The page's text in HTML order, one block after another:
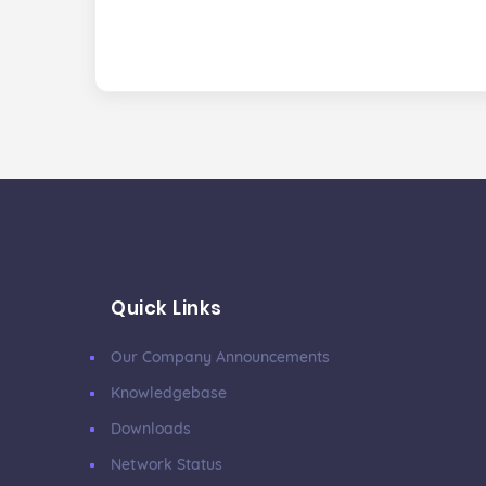
Quick Links
Our Company Announcements
Knowledgebase
Downloads
Network Status